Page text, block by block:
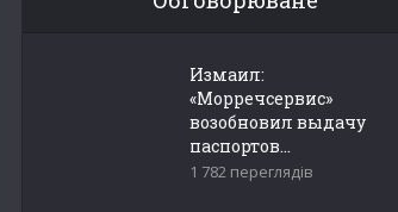
Измаил:
«Морречсервис»
возобновил выдачу
паспортов...
1 782 переглядів